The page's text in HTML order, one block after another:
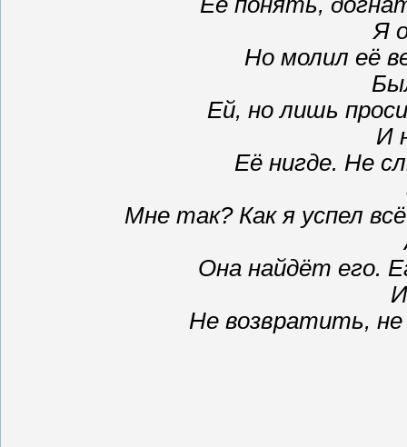
Я
Но молил её
Ей, но лишь
И
Её нигде. Не
Мне так? Как я успел
Она найдёт его.
Не возвратить,